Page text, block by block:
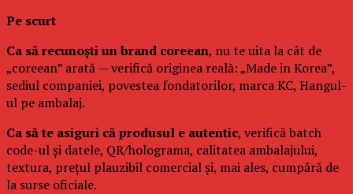
Pe scurt
Ca să recunoști un brand coreean, nu te uita la cât de
„coreean” arată — verifică originea reală: „Made in Korea”,
sediul companiei, povestea fondatorilor, marca KC, Hangul-
ul pe ambalaj.
Ca să te asiguri că produsul e autentic, verifică batch
code-ul și datele, QR/holograma, calitatea ambalajului,
textura, prețul plauzibil comercial și, mai ales, cumpără de
la surse oficiale.